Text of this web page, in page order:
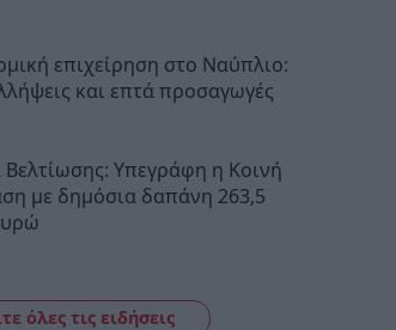
επιχείρηση στο Ναύπλιο:
και επτά προσαγωγές
Βελτίωσης: Υπεγράφη η Κοινή
με δημόσια δαπάνη 263,5
όλες τις ειδήσεις